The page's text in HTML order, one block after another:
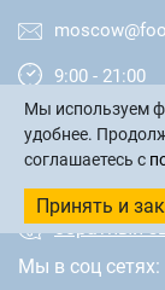
9:00 - 21:00
Москва и
обратный
Мы в соц сетях:
Мы используем
удобнее.
соглашаетесь с
Принять и